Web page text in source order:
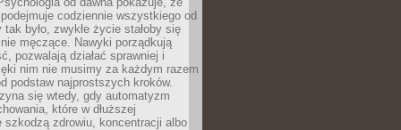
codziennie wszystkiego od
było, zwykłe życie stałoby się
męczące. Nawyki porządkują
pozwalają działać sprawniej i
nim nie musimy za każdym razem
podstaw najprostszych kroków.
się wtedy, gdy automatyzm
które w dłuższej
szkodzą zdrowiu, koncentracji albo